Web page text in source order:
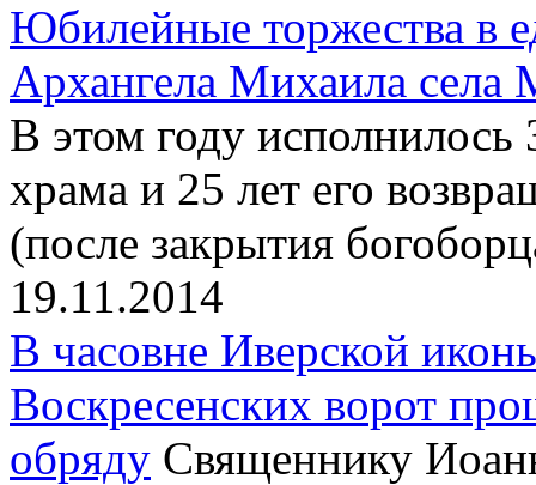
Юбилейные торжества в
Архангела Михаила села
В этом году исполнилось
храма и 25 лет его
(после закрытия
19.11.2014
В часовне Иверской
Воскресенских ворот
обряду Священнику